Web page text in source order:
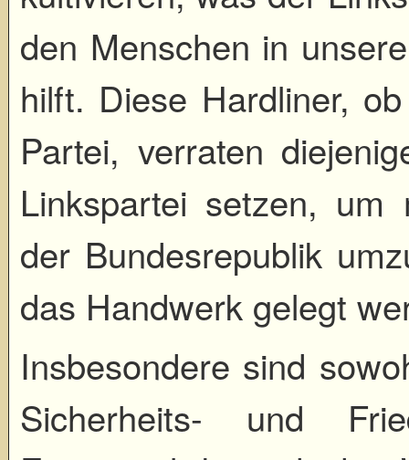
den Menschen in
hilft. Diese Hardliner,
Partei, verraten
Linkspartei setzen, um
der Bundesrepublik
das Handwerk gelegt
Insbesondere sind
Sicherheits- und